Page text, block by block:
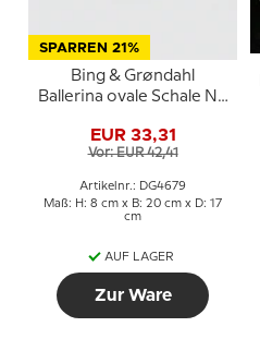
SPARREN 21%
Bing & Grøndahl
Ballerina ovale Schale Nr.
EUR 33,31
Vor: EUR 42,41
Artikelnr.: DG4679
Maß: H: 8 cm x B: 20 cm x D: 17
cm
AUF LAGER
Zur Ware